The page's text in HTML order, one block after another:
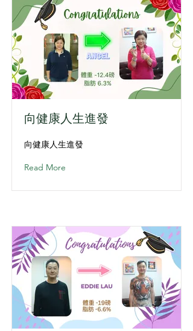
向健康人生進發
向健康人生進發
Read More